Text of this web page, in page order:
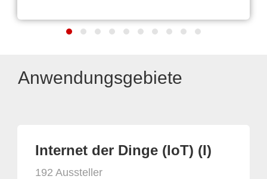
Anwendungsgebiete
Internet der Dinge (IoT) (I)
192 Aussteller